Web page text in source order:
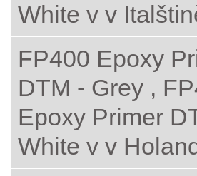
White v v
FP400 Epoxy
DTM - Grey ,
Epoxy Primer
White v v